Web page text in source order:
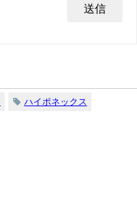
ハイポネックス